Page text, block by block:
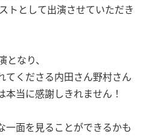
トとして出演させていただき
なり、
てくださる内田さん野村さん
当に感謝しきれません！
一面を見ることができるかも